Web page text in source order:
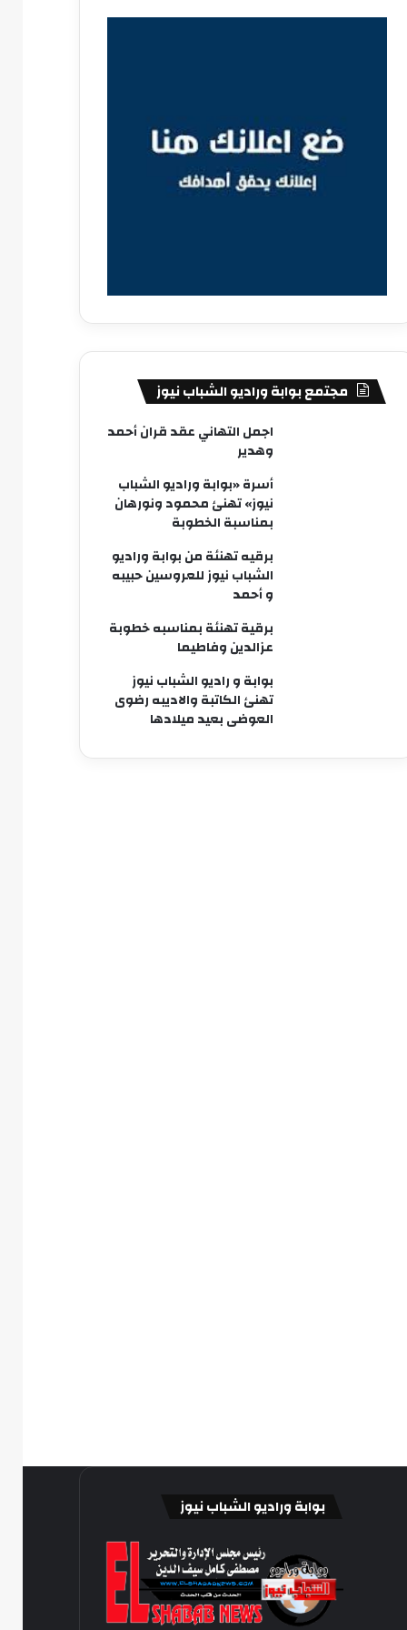
مجتمع بوابة وراديو الشباب نيوز
اجمل التهاني عقد قران أحمد
وهدير
أسرة «بوابة وراديو الشباب
نيوز» تهنئ محمود ونورهان
بمناسبة الخطوبة
برقيه تهنئة من بوابة وراديو
الشباب نيوز للعروسين حبيبه
و أحمد
برقية تهنئة بمناسبه خطوبة
عزالدين وفاطيما
بوابة و راديو الشباب نيوز
تهنئ الكاتبة والاديبه رضوى
العوضى بعيد ميلادها
بوابة وراديو الشباب نيوز